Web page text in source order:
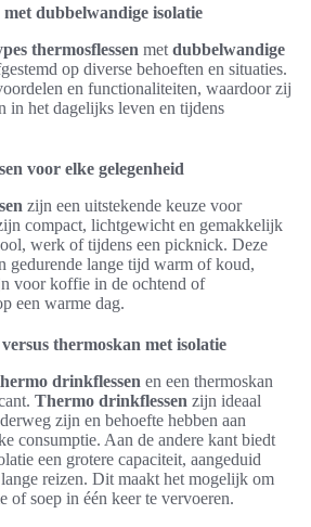
met dubbelwandige isolatie
thermosflessen met dubbelwandige
op diverse behoeften en situaties.
en functionaliteiten, waardoor zij
in het dagelijks leven en tijdens
voor elke gelegenheid
zijn een uitstekende keuze voor
compact, lichtgewicht en gemakkelijk
werk of tijdens een picknick. Deze
gedurende lange tijd warm of koud,
voor koffie in de ochtend of
een warme dag.
thermoskan met isolatie
drinkflessen en een thermoskan
Thermo drinkflessen zijn ideaal
zijn en behoefte hebben aan
consumptie. Aan de andere kant biedt
een grotere capaciteit, aangeduid
reizen. Dit maakt het mogelijk om
of soep in één keer te vervoeren.